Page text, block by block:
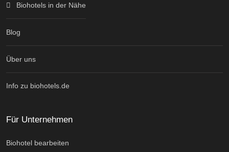
Biohotels in der Nähe
Blog
Über uns
Info zu biohotels.de
Für Unternehmen
Biohotel bearbeiten